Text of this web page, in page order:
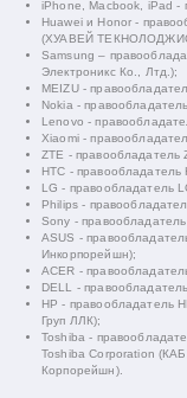
iPhone, Macbook, iPad -
Huawei и Honor -
(ХУАВЕЙ
Samsung –
Электроникс Ко., Лтд.);
MEIZU -
Nokia -
Lenovo -
Xiaomi -
ZTE - правообладатель
HTC -
LG - правообладатель
Philips -
Sony -
ASUS -
Инкорпорейшн);
ACER -
DELL -
HP - правообладатель
Груп ЛЛК);
Toshiba -
Toshiba Corporation
Корпорейшн).